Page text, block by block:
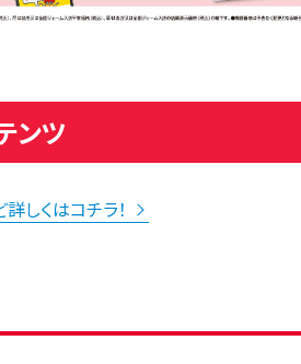
ンツ
しくはコチラ！